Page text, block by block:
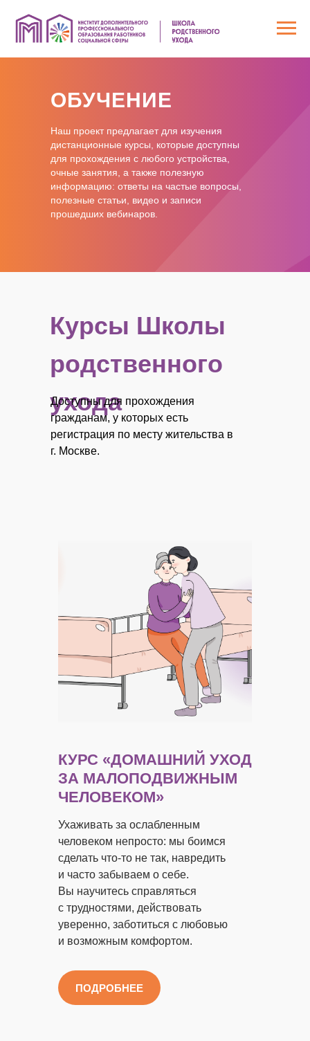
Главная
Наш проект предлагает для изучения
дистанционные курсы,
которые доступны
для прохождения с любого устройства,
очные занятия, а также полезную
информацию: ответы на частые вопросы,
полезные статьи, видео и записи
прошедших вебинаров.
ОБУЧЕНИЕ
Курсы Школы
родственного
ухода
Доступны для прохождения
гражданам, у которых есть
регистрация по месту жительства в
г. Москве.
КУРС «ДОМАШНИЙ УХОД
ЗА МАЛОПОДВИЖНЫМ
ЧЕЛОВЕКОМ»
Ухаживать за ослабленным
человеком непросто: мы боимся
сделать что-то не так, навредить
и часто забываем о себе.
Вы научитесь справляться
с трудностями, действовать
уверенно, заботиться с любовью
и возможным комфортом.
ПОДРОБНЕЕ